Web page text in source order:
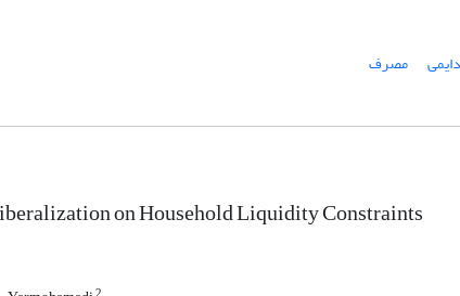
مصرف
on Household Liquidity Constraints